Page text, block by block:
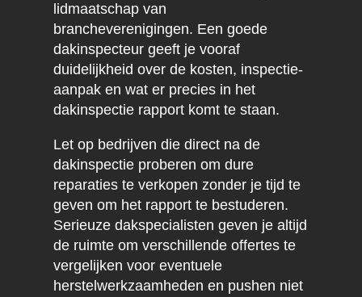
lidmaatschap van
brancheverenigingen. Een goede
dakinspecteur geeft je vooraf
duidelijkheid over de kosten, inspectie-
aanpak en wat er precies in het
dakinspectie rapport komt te staan.
Let op bedrijven die direct na de
dakinspectie proberen om dure
reparaties te verkopen zonder je tijd te
geven om het rapport te bestuderen.
Serieuze dakspecialisten geven je altijd
de ruimte om verschillende offertes te
vergelijken voor eventuele
herstelwerkzaamheden en pushen niet